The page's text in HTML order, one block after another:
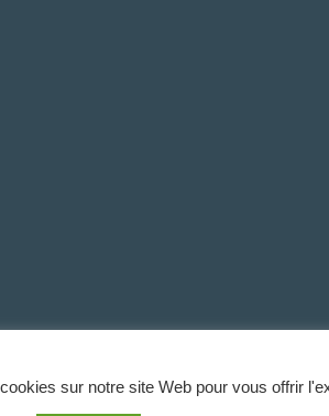
sur notre site Web pour vous offrir